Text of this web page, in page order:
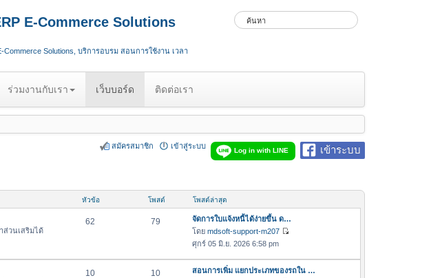
E-Commerce Solutions
Solutions, บริการอบรม สอนการใช้งาน เวลา
ร่วมงานกับเรา เว็บบอร์ด ติดต่อเรา
เข้าระบบ
Log in with LINE
เข้าสู่ระบบ
สมัครสมาชิก
หัวข้อ โพสต์ โพสต์ล่าสุด
ส่วนเสริมได้
62 79
จัดการใบแจ้งหนี้ได้ง่ายขึ้น ด…
โดย mdsoft-support-m207
ศุกร์ 05 มิ.ย. 2026 6:58 pm
10 10
สอนการเพิ่ม แยกประเภทของรถใน …